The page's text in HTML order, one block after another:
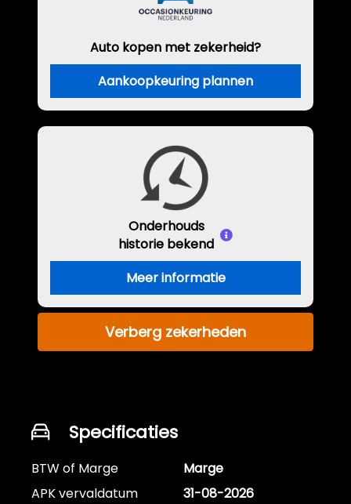
Auto kopen met zekerheid?
Aankoopkeuring plannen
Onderhouds
historie bekend
Meer informatie
Verberg zekerheden
Specificaties
BTW of Marge
Marge
APK vervaldatum
31-08-2026